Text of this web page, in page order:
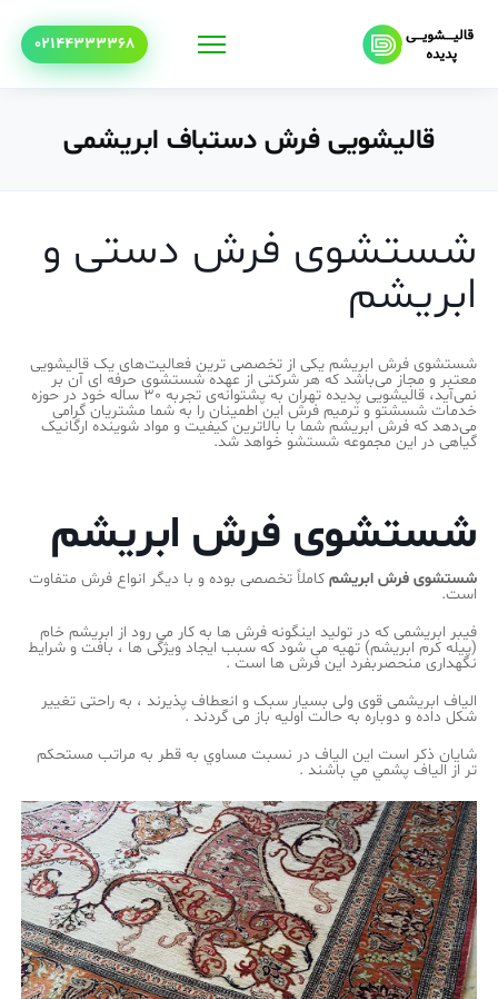
02144333368
قالیشویی فرش دستباف ابریشمی
شستشوی فرش دستی و
ابریشم
شستشوی فرش ابریشم یکی از تخصصی ترین فعالیت‌های یک قالیشویی
معتبر و مجاز می‌باشد که هر شرکتی از عهده شستشوی حرفه ای آن بر
نمی‌آید، قالیشویی پدیده تهران به پشتوانه‌ی تجربه 30 ساله خود در حوزه
خدمات شسشتو و ترمیم فرش این اطمینان را به شما مشتریان گرامی
می‌دهد که فرش ابریشم شما با بالاترین کیفیت و مواد شوینده ارگانیک
گیاهی در این مجموعه شستشو خواهد شد.
شستشوی فرش ابریشم
شستشوی فرش ابریشم کاملاً تخصصی بوده و با دیگر انواع فرش متفاوت
است.
فیبر ابریشمی که در تولید اینگونه فرش ها به کار می رود از ابریشم خام
(پیله کرم ابریشم) تهیه می شود که سبب ایجاد ویژگی ها ، بافت و شرایط
نگهداری منحصربفرد این فرش ها است .
الیاف ابریشمی قوی ولی بسیار سبک و انعطاف پذیرند ، به راحتی تغییر
شکل داده و دوباره به حالت اولیه باز می گردند .
شایان ذکر است این الياف در نسبت مساوي به قطر به مراتب مستحكم
تر از الياف پشمي مي باشند .